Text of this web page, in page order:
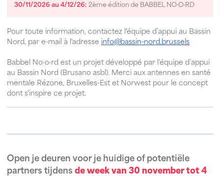
30/11/2026 au 4/12/26: 2ème édition de BABBEL NO·O·RD
Pour toute information, contactez l'équipe d’appui au Bassin
Nord, par e-mail à l'adresse info@bassin-nord.brussels
Babbel No·o·rd est un projet développé par l'équipe d’appui
au Bassin Nord (Brusano asbl). Merci aux antennes en santé
mentale Rézone, Bruxelles-Est et Norwest pour le concept
dont s'inspire ce projet.
Open je deuren voor je huidige of potentiële
partners tijdens de week van 30 november tot 4